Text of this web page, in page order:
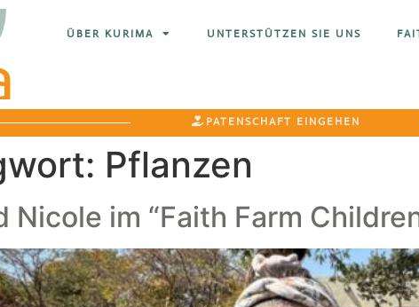
ÜBER KURIMA UNTERSTÜTZEN SIE UNS
PATENSCHAFT EINGEHEN
Pflanzen
Nicole im “Faith Farm